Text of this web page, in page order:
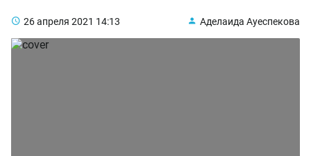
26 апреля 2021 14:13 Аделаида Ауеспекова